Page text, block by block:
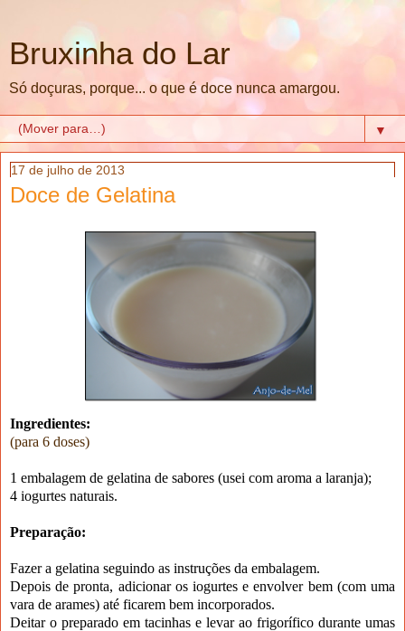
Bruxinha do Lar
Só doçuras, porque... o que é doce nunca amargou.
▼
17 de julho de 2013
Doce de Gelatina
Ingredientes:
(para 6 doses)
1 embalagem de gelatina de sabores (usei com aroma a laranja);
4 iogurtes naturais.
Preparação:
Fazer a gelatina seguindo as instruções da embalagem.
Depois de pronta, adicionar os iogurtes e envolver bem (com uma
vara de arames) até ficarem bem incorporados.
Deitar o preparado em tacinhas e levar ao frigorífico durante umas